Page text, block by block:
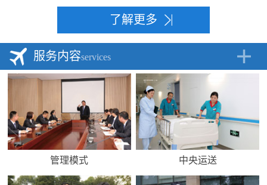
了解更多
服务内容services
管理模式 中央运送